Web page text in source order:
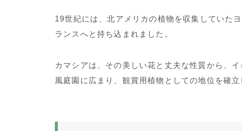
19世紀には、北アメリカの植物を収集していた
ランスへと持ち込まれました。
カマシアは、その美しい花と丈夫な性質から、
風庭園に広まり、観賞用植物としての地位を確立